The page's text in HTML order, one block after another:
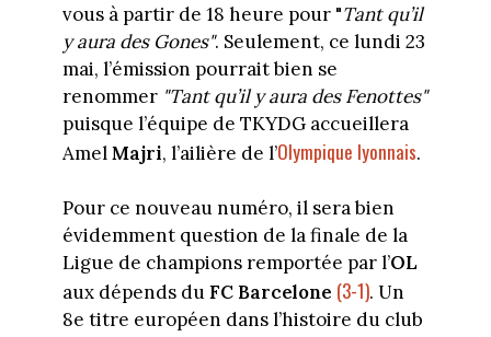
vous à partir de 18 heure pour "Tant qu’il
y aura des Gones". Seulement, ce lundi 23
mai, l’émission pourrait bien se
renommer "Tant qu’il y aura des Fenottes"
puisque l’équipe de TKYDG accueillera
AmelMajri, l’ailière de l’Olympique lyonnais.
Pour ce nouveau numéro, il sera bien
évidemment question de la finale de la
Ligue de champions remportée par l’OL
aux dépends duFC Barcelone (3-1). Un
8e titre européen dans l’histoire du club